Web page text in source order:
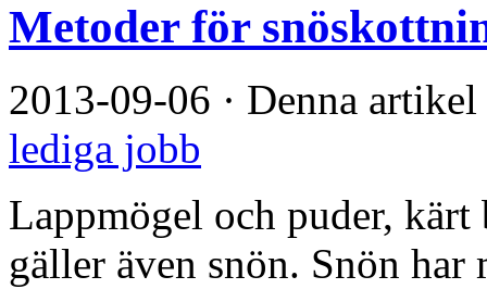
Metoder för
2013-09-06 · Denna
lediga jobb
Lappmögel och puder, kärt
gäller även snön. Snön